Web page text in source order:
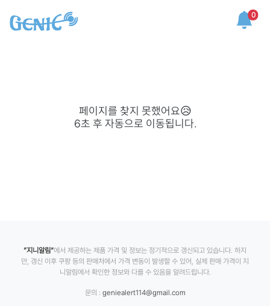
0
페이지를 찾지 못했어요😥
6초 후 자동으로 이동됩니다.
”지니알림”에서 제공하는 제품 가격 및 정보는 정기적으로 갱신되고 있습니다. 하지
만, 갱신 이후 쿠팡 등의 판매처에서 가격 변동이 발생할 수 있어, 실제 판매 가격이 지
니알림에서 확인한 정보와 다를 수 있음을 알려드립니다.
문의 : geniealert114@gmail.com